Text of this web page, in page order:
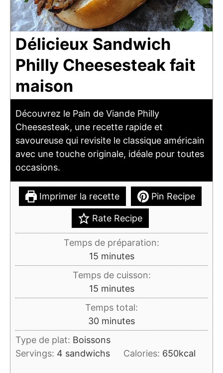
Délicieux Sandwich
Philly Cheesesteak fait
maison
Découvrez le Pain de Viande Philly
Cheesesteak, une recette rapide et
savoureuse qui revisite le classique américain
avec une touche originale, idéale pour toutes
occasions.
Imprimer la recette Pin Recipe
Rate Recipe
Temps de préparation:
15minutes
minutes
Temps de cuisson:
15minutes
minutes
Temps total:
30minutes
minutes
Type de plat: Boissons
Servings: 4 sandwichs Calories: 650kcal